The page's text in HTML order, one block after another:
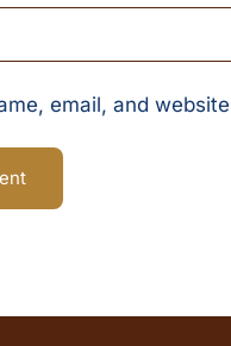
email, and